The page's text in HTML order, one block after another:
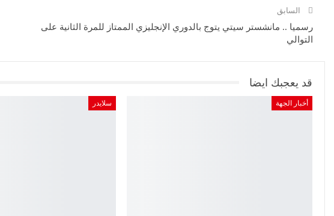
السابق
رسميا .. مانشستر سيتي يتوج بالدوري الإنجليزي الممتاز للمرة الثانية على
التوالي
قد يعجبك ايضا
أخبار الجهة سلايدر